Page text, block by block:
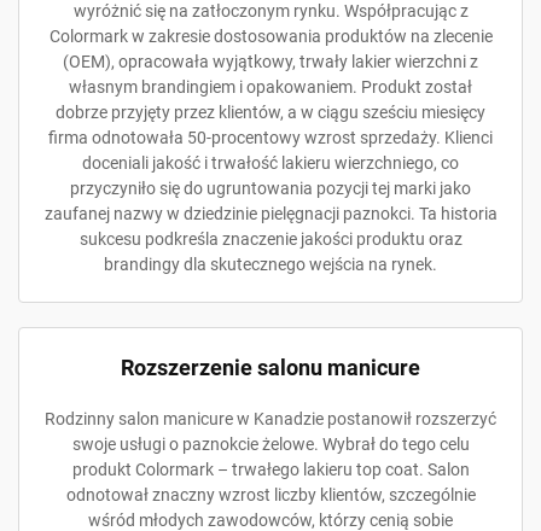
wyróżnić się na zatłoczonym rynku. Współpracując z
Colormark w zakresie dostosowania produktów na zlecenie
(OEM), opracowała wyjątkowy, trwały lakier wierzchni z
własnym brandingiem i opakowaniem. Produkt został
dobrze przyjęty przez klientów, a w ciągu sześciu miesięcy
firma odnotowała 50-procentowy wzrost sprzedaży. Klienci
doceniali jakość i trwałość lakieru wierzchniego, co
przyczyniło się do ugruntowania pozycji tej marki jako
zaufanej nazwy w dziedzinie pielęgnacji paznokci. Ta historia
sukcesu podkreśla znaczenie jakości produktu oraz
brandingу dla skutecznego wejścia na rynek.
Rozszerzenie salonu manicure
Rodzinny salon manicure w Kanadzie postanowił rozszerzyć
swoje usługi o paznokcie żelowe. Wybrał do tego celu
produkt Colormark – trwałego lakieru top coat. Salon
odnotował znaczny wzrost liczby klientów, szczególnie
wśród młodych zawodowców, którzy cenią sobie